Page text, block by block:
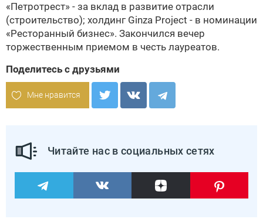
«Петротрест» - за вклад в развитие отрасли
(строительство); холдинг Ginza Project - в номинации
«Ресторанный бизнес». Закончился вечер
торжественным приемом в честь лауреатов.
Поделитесь с друзьями
Мне нравится
Читайте нас в социальных сетях